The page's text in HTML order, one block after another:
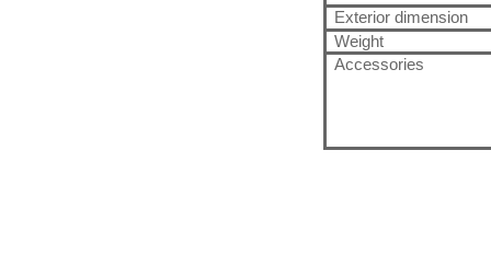
Exterior dimension
Weight
Accessories